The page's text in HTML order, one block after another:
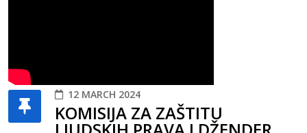
12 MARCH 2024
KOMISIJA ZA ZAŠTITU